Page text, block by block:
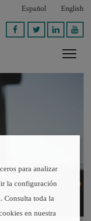
Español English
para analizar
la configuración
Consulta toda la
en nuestra